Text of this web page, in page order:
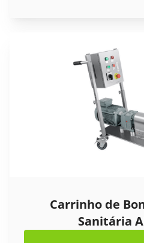
Carrinho de
Sanitária